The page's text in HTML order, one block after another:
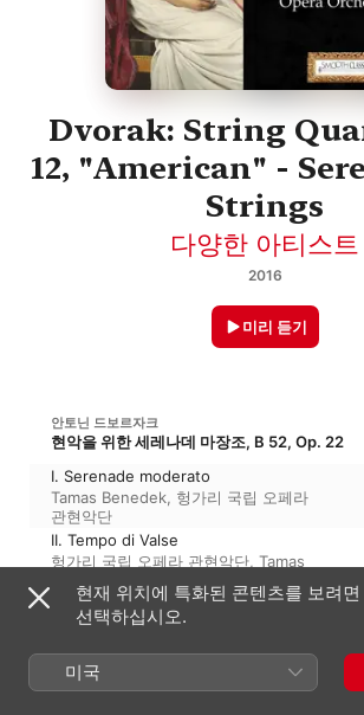
Dvorak: String
12, "American" -
Strings
다양한 아티스트
2016
미리 듣기
안토닌 드보르자크
현악을 위한 세레나데 마장조, B 52, Op. 22
I. Serenade moderato
Tamas Benedek, 헝가리 국립 오페라
관현악단
II. Tempo di Valse
헝가리 국립 오페라 관현악단, Tamas
Benedek
III. Scherzo
Tamas Benedek,헝가리 국립 오페라
IV. Larghetto
헝가리 국립 오페라 관현악단,Tamas
현재 위치에 특화된 콘텐츠를 보려
선택하십시오.
미국